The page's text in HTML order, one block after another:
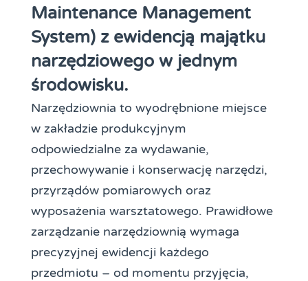
Maintenance Management
System) z ewidencją majątku
narzędziowego w jednym
środowisku.
Narzędziownia to wyodrębnione miejsce
w zakładzie produkcyjnym
odpowiedzialne za wydawanie,
przechowywanie i konserwację narzędzi,
przyrządów pomiarowych oraz
wyposażenia warsztatowego. Prawidłowe
zarządzanie narzędziownią wymaga
precyzyjnej ewidencji każdego
przedmiotu – od momentu przyjęcia,